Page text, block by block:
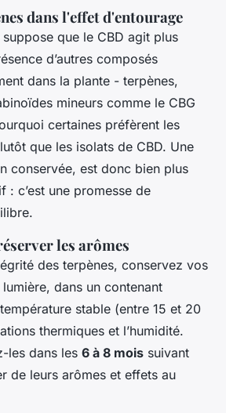
dans l'effet d'entourage
suppose que le CBD agit plus
d’autres composés
dans la plante - terpènes,
mineurs comme le CBG
certaines préfèrent les
que les isolats de CBD. Une
conservée, est donc bien plus
: c’est une promesse de
les arômes
des terpènes, conservez vos
dans un contenant
stable (entre 15 et 20
thermiques et l’humidité.
les dans les 6 à 8 mois suivant
de leurs arômes et effets au